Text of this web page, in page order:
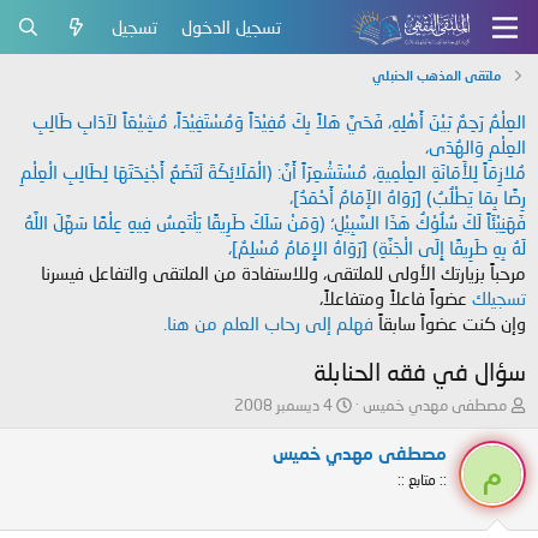
تسجيل الدخول تسجيل
ملتقى المذهب الحنبلي
العِلْمُ رَحِمٌ بَيْنَ أَهْلِهِ، فَحَيَّ هَلاً بِكَ مُفِيْدَاً وَمُسْتَفِيْدَاً، مُشِيْعَاً لآدَابِ طَالِبِ
العِلْمِ وَالهُدَى،
مُلازِمَاً لِلأَمَانَةِ العِلْمِيةِ، مُسْتَشْعِرَاً أَنَّ: (الْمَلَائِكَةَ لَتَضَعُ أَجْنِحَتَهَا لِطَالِبِ الْعِلْمِ
رِضًا بِمَا يَطْلُبُ) [رَوَاهُ الإَمَامُ أَحْمَدُ]،
فَهَنِيْئَاً لَكَ سُلُوْكُ هَذَا السَّبِيْلِ؛ (وَمَنْ سَلَكَ طَرِيقًا يَلْتَمِسُ فِيهِ عِلْمًا سَهَّلَ اللَّهُ
لَهُ بِهِ طَرِيقًا إِلَى الْجَنَّةِ) [رَوَاهُ الإِمَامُ مُسْلِمٌ]،
مرحباً بزيارتك الأولى للملتقى، وللاستفادة من الملتقى والتفاعل فيسرنا
تسجيلك عضواً فاعلاً ومتفاعلاً،
وإن كنت عضواً سابقاً فهلم إلى رحاب العلم من هنا.
سؤال في فقه الحنابلة
ب
د
ل
م
مصطفى مهدي خميس
ت
ي
ل
4 ديسمبر 2008
م
مصطفى مهدي خميس
:: متابع ::